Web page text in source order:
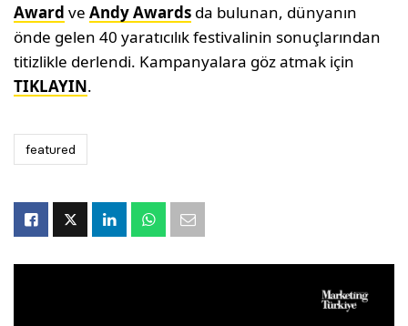
Award veAndy Awards da bulunan, dünyanın
önde gelen 40 yaratıcılık festivalinin sonuçlarından
titizlikle derlendi. Kampanyalara göz atmak için
TIKLAYIN.
featured